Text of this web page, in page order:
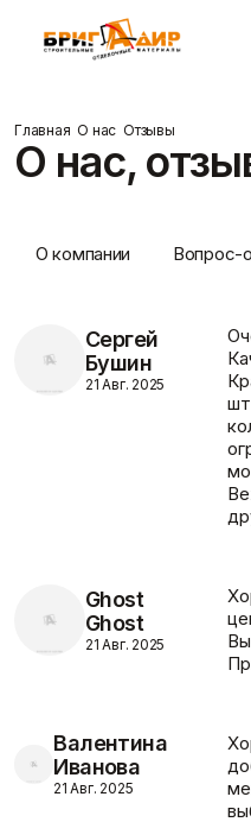
Гидроизоляция
Ленты для герметизации
швов
Инструменты для
Малярные инструменты
Клей
керамогранита
Показать больше
г. Самара, Заводское шоссе
г. Тольятти, ул.
Коммерческое предложение
Скидки и акции
Поиск по брендам
Главная О нас Отзывы
О нас,
О компании Вопрос-
Сергей
Бушин
21 Авг. 2025
Ghost
Ghost
21 Авг. 2025
Валентина
Иванова
21 Авг. 2025
Вы оставили отзыв, скоро он